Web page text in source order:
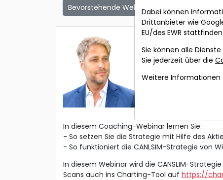
Bevorstehende Webinare Alle
Wie man
nach der
Referent:
In diesem Coaching-Webinar lernen Sie:
- So setzen Sie die Strategie mit Hilfe des
- So funktioniert die CANLSIM-Strategie von
In diesem Webinar wird die CANSLIM-
Scans auch ins Charting-Tool auf https://
Dabei können
Drittanbieter wie
EU/des EWR stattfinden.
Sie können alle
Sie jederzeit über die
Weitere Informationen